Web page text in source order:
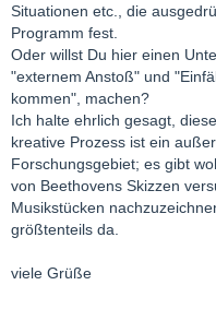
Situationen etc., die
Programm fest.
Oder willst Du hier einen
"externem Anstoß" und
kommen", machen?
Ich halte ehrlich gesagt,
kreative Prozess ist ein
Forschungsgebiet; es gibt
von Beethovens Skizzen
Musikstücken
größtenteils da.
viele Grüße